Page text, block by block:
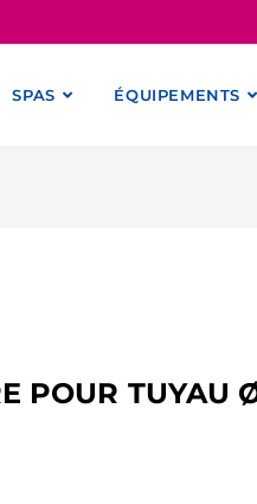
SPAS ÉQUIPEMENTS
POUR TUYAU